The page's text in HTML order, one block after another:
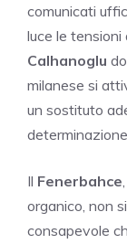
comunicati
luce le tensioni
Calhanoglu
milanese si
un sostituto
Il Fenerbahce
organico, non
consapevole